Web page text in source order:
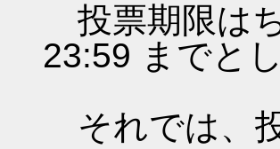
投票期限は
23:59 までとし
それでは、